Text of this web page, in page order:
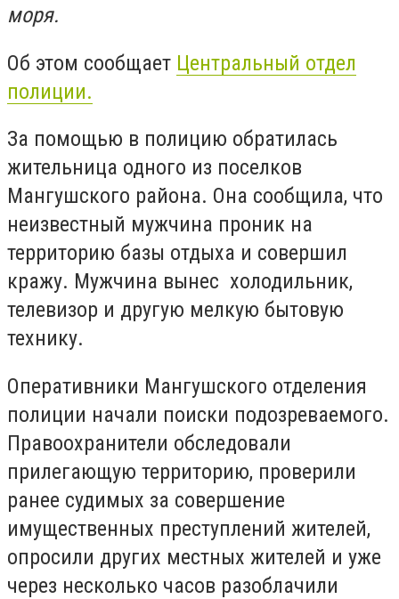
моря.
Об этом сообщает Центральный отдел
полиции.
За помощью в полицию обратилась
жительница одного из поселков
Мангушского района. Она сообщила, что
неизвестный мужчина проник на
территорию базы отдыха и совершил
кражу. Мужчина вынес холодильник,
телевизор и другую мелкую бытовую
технику.
Оперативники Мангушского отделения
полиции начали поиски подозреваемого.
Правоохранители обследовали
прилегающую территорию, проверили
ранее судимых за совершение
имущественных преступлений жителей,
опросили других местных жителей и уже
через несколько часов разоблачили